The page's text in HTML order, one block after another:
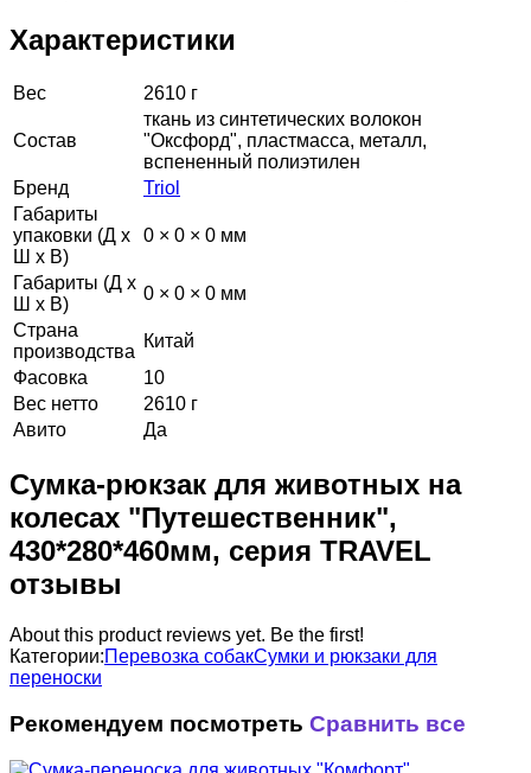
Характеристики
Вес 2610 г
Состав
ткань из синтетических волокон
"Оксфорд", пластмасса, металл,
вспененный полиэтилен
Бренд
Triol
Габариты
упаковки (Д х
Ш х В)
0 × 0 × 0 мм
Габариты (Д х
Ш х В)
0 × 0 × 0 мм
Страна
производства
Китай
Фасовка
10
Вес нетто
2610 г
Авито
Да
Сумка-рюкзак для животных на
колесах "Путешественник",
430*280*460мм, серия TRAVEL
отзывы
About this product reviews yet. Be the first!
Категории:Перевозка собакСумки и рюкзаки для
переноски
Рекомендуем посмотреть Сравнить все